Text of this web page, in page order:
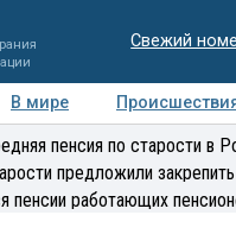
Свежий
В мире
Медиацентр
пенсия по старости в
предложили
пенсии работающих